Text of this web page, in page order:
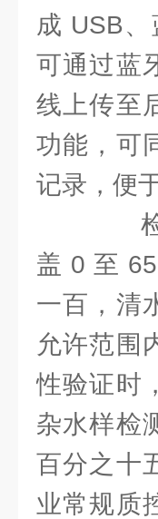
成 USB
可通过蓝
线上传至
功能，可
记录，便
检
盖 0 至
一百，清
允许范围
性验证时
杂水样检
百分之十
业常规质